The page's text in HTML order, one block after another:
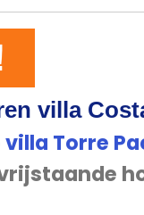
villa
Torre